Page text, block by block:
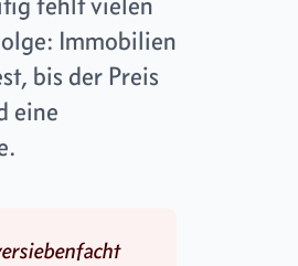
Immobilien
bis der Preis
eine